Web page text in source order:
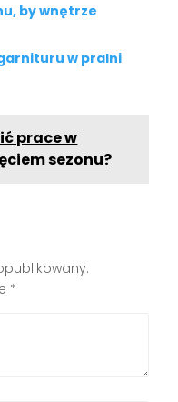
by wnętrze
w pralni
prace w
sezonu?
*